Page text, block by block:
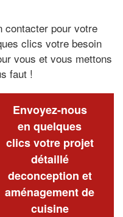
contacter pour votre
clics votre besoin
vous et vous mettons
faut !
Envoyez-nous
en quelques
clics votre projet
détaillé
deconception et
aménagement de
cuisine